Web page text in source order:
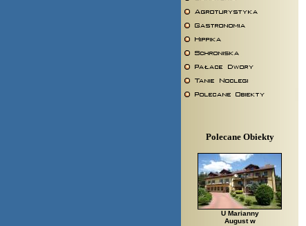
Polecane Obiekty
U Marianny
August w